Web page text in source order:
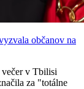
občanov na
večer v Tbilisi
za "totálne